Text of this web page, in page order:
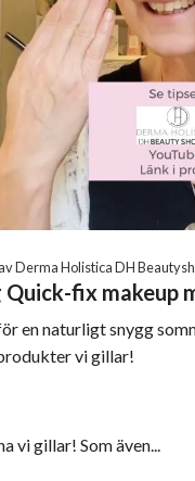
av Derma Holistica DH
fix makeup
en naturligt snygg
vi gillar!
vi gillar! Som även...